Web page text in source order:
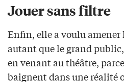
Jouer sans filtre
Enfin, elle a voulu amener
autant que le grand
en venant au théâtre,
baignent dans une réalité